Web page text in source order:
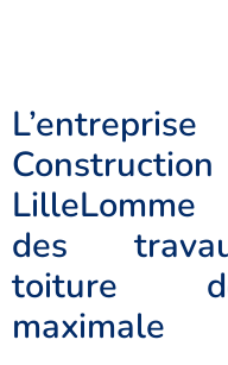
LilleLomme
des
toiture
maximale